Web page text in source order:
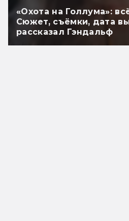
«Охота на Голлума»:
Сюжет, съёмки, дата
рассказал Гэндальф